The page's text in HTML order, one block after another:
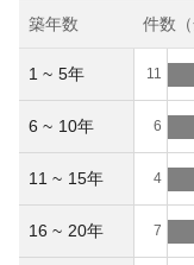
築年数 件数
1 ~ 5年 11
6 ~ 10年 6
11 ~ 15年 4
16 ~ 20年 7